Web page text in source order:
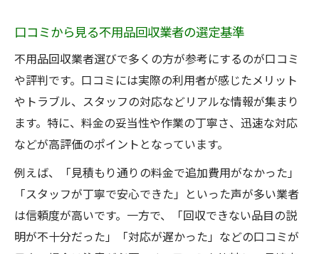
口コミから見る不用品回収業者の選定基準
不用品回収業者選びで多くの方が参考にするのが口コミ
や評判です。口コミには実際の利用者が感じたメリット
やトラブル、スタッフの対応などリアルな情報が集まり
ます。特に、料金の妥当性や作業の丁寧さ、迅速な対応
などが高評価のポイントとなっています。
例えば、「見積もり通りの料金で追加費用がなかった」
「スタッフが丁寧で安心できた」といった声が多い業者
は信頼度が高いです。一方で、「回収できない品目の説
明が不十分だった」「対応が遅かった」などの口コミが